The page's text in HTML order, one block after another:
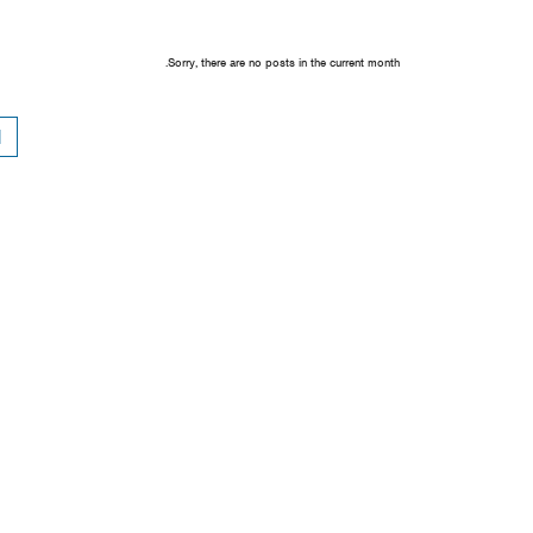
Sorry, there are no posts in the current month.